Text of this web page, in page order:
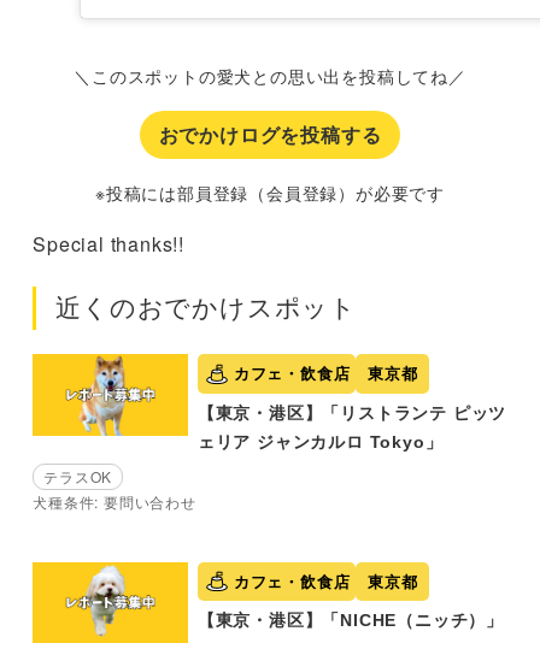
＼このスポットの愛犬との思い出を投稿してね／
おでかけログを投稿する
※投稿には部員登録（会員登録）が必要です
Special thanks!!
近くのおでかけスポット
カフェ・飲食店 東京都
【東京・港区】「リストランテ ピッツ
ェリア ジャンカルロ Tokyo」
テラスOK
犬種条件: 要問い合わせ
カフェ・飲食店 東京都
【東京・港区】「NICHE（ニッチ）」